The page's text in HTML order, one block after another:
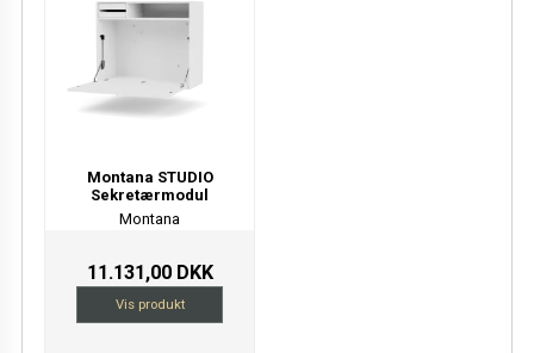
Montana STUDIO
Sekretærmodul
Montana
11.131,00 DKK
Vis produkt